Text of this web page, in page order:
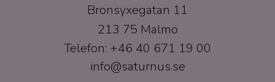
Bronsyxegatan 11
213 75 Malmö
Telefon: +46 40 671 19 00
info@saturnus.se